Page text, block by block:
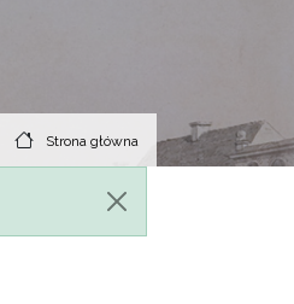
Strona główna